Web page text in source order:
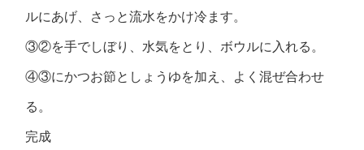
ルにあげ、さっと流水をかけ冷ます。
③②を手でしぼり、水気をとり、ボウルに入れる。
④③にかつお節としょうゆを加え、よく混ぜ合わせ
る。
完成